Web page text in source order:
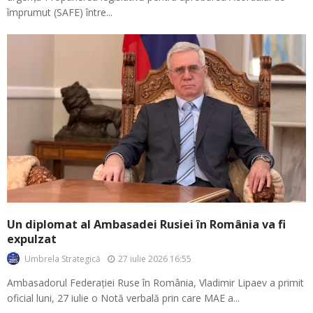
împrumut (SAFE) între...
Un diplomat al Ambasadei Rusiei în România va fi
expulzat
Umbrela Strategică 27 iulie 2026 16:55
Ambasadorul Federației Ruse în România, Vladimir Lipaev a primit
oficial luni, 27 iulie o Notă verbală prin care MAE a...